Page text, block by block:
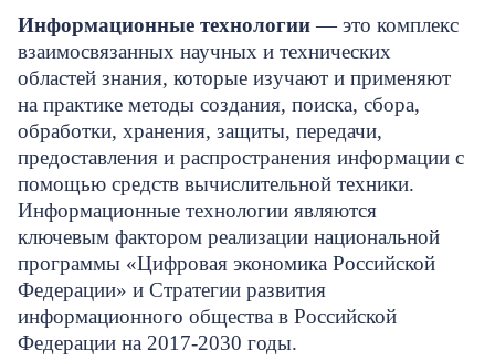
Информационные технологии— это комплекс
взаимосвязанных научных и технических
областей знания, которые изучают и применяют
на практике методы создания, поиска, сбора,
обработки, хранения, защиты, передачи,
предоставления и распространения информации с
помощью средств вычислительной техники.
Информационные технологии являются
ключевым фактором реализации национальной
программы «Цифровая экономика Российской
Федерации» и Стратегии развития
информационного общества в Российской
Федерации на 2017-2030 годы.